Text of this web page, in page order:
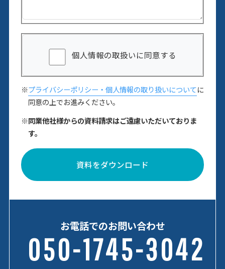
個人情報の取扱いに同意する
※プライバシーポリシー・個人情報の取り扱いについてに
同意の上でお進みください。
※同業他社様からの資料請求はご遠慮いただいておりま
す。
資料をダウンロード
お電話でのお問い合わせ
050-1745-3042